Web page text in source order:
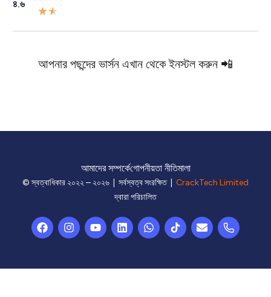
৪.৬
★★
আপনার পছন্দের ভার্সন এখান থেকে ইনস্টল করুন 📲
আমাদের সম্পর্কেগোপনীয়তা নীতিমালা
© স্বত্বাধিকার ২০২২ – ২০২৬ | সর্বস্বত্ব সংরক্ষিত | CrackTech Limited
দ্বারা পরিচালিত